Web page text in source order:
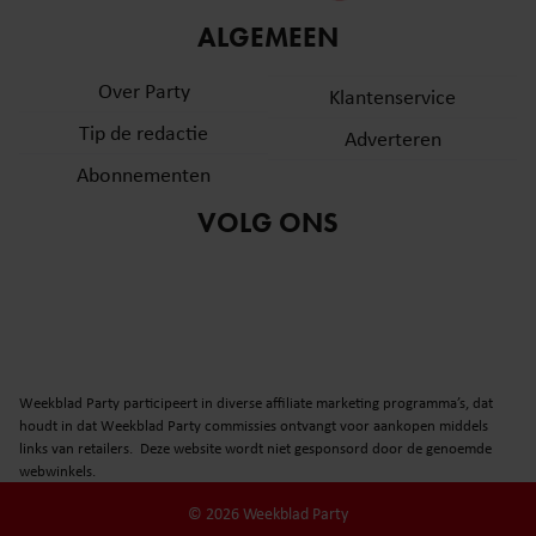
partners voor social media, adverteren en analyse. Deze
informatie die u aan ze heeft verstrekt of die ze hebben
verzameld op basis van uw gebruik van hun services. U
gebruiken.
ALGEMEEN
Over Party
Tip de redactie
Abonnementen
Klantenservice
Adverteren
VOLG ONS
Weekblad Party participeert in diverse affiliate marketing programma’s, dat
houdt in dat Weekblad Party commissies ontvangt voor aankopen middels
links van retailers. Deze website wordt niet gesponsord door de genoemde
webwinkels.
© 2026 Weekblad Party